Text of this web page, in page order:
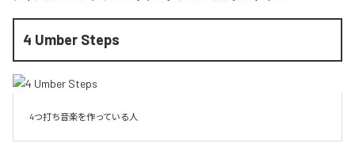
4 Umber Steps
4つ打ち音楽を作っている人